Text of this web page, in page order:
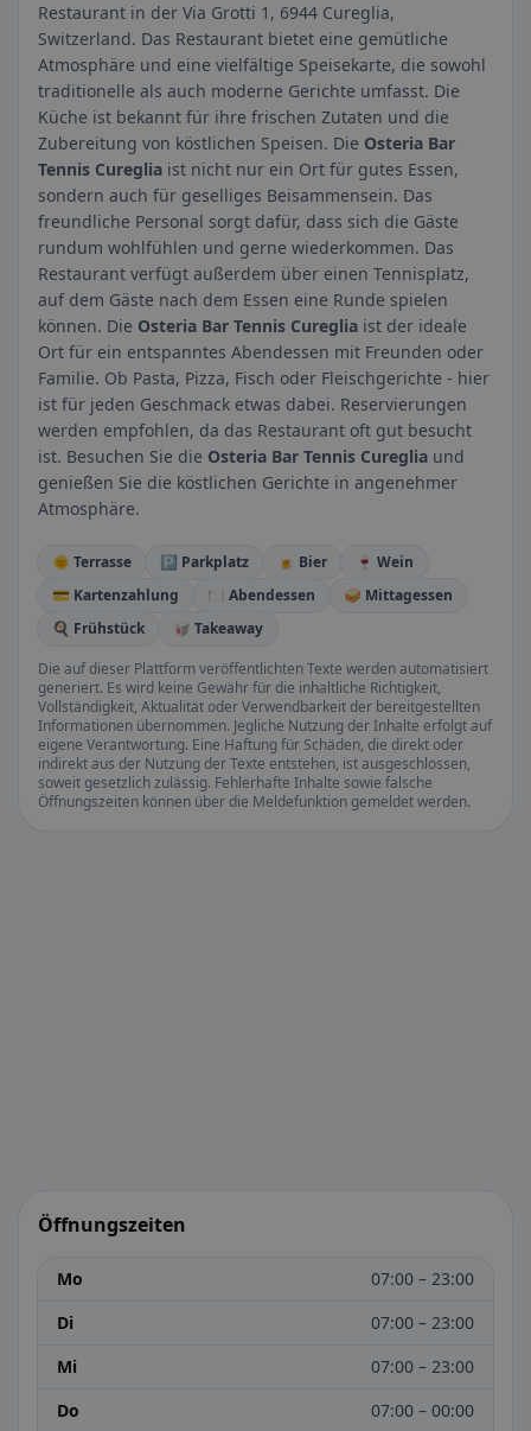
Restaurant in der Via Grotti 1, 6944 Cureglia,
Switzerland. Das Restaurant bietet eine gemütliche
Atmosphäre und eine vielfältige Speisekarte, die sowohl
traditionelle als auch moderne Gerichte umfasst. Die
Küche ist bekannt für ihre frischen Zutaten und die
Zubereitung von köstlichen Speisen. Die Osteria Bar
Tennis Cureglia ist nicht nur ein Ort für gutes Essen,
sondern auch für geselliges Beisammensein. Das
freundliche Personal sorgt dafür, dass sich die Gäste
rundum wohlfühlen und gerne wiederkommen. Das
Restaurant verfügt außerdem über einen Tennisplatz,
auf dem Gäste nach dem Essen eine Runde spielen
können. Die Osteria Bar Tennis Cureglia ist der ideale
Ort für ein entspanntes Abendessen mit Freunden oder
Familie. Ob Pasta, Pizza, Fisch oder Fleischgerichte - hier
ist für jeden Geschmack etwas dabei. Reservierungen
werden empfohlen, da das Restaurant oft gut besucht
ist. Besuchen Sie die Osteria Bar Tennis Cureglia und
genießen Sie die köstlichen Gerichte in angenehmer
Atmosphäre.
🌞 Terrasse 🅿️ Parkplatz 🍺 Bier
🍷 Wein
💳 Kartenzahlung
🍽️ Abendessen
🥪 Mittagessen
🍳 Frühstück
🥡 Takeaway
Die auf dieser Plattform veröffentlichten Texte werden automatisiert
generiert. Es wird keine Gewähr für die inhaltliche Richtigkeit,
Vollständigkeit, Aktualität oder Verwendbarkeit der bereitgestellten
Informationen übernommen. Jegliche Nutzung der Inhalte erfolgt auf
eigene Verantwortung. Eine Haftung für Schäden, die direkt oder
indirekt aus der Nutzung der Texte entstehen, ist ausgeschlossen,
soweit gesetzlich zulässig. Fehlerhafte Inhalte sowie falsche
Öffnungszeiten können über die Meldefunktion gemeldet werden.
Öffnungszeiten
Mo
07:00 – 23:00
Di
07:00 – 23:00
Mi
07:00 – 23:00
Do
07:00 – 00:00